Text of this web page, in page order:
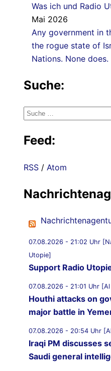
Was ich und Radio
Mai 2026
Any government in
the rogue state of
Nations. None does.
Suche:
Suche
Feed:
RSS / Atom
07.08.2026 - 21:02 Uhr
Utopie]
Support Radio
07.08.2026 - 21:01 Uhr [Al
Houthi attacks on
major battle in
07.08.2026 - 20:54 Uhr
Iraqi PM discusses
Saudi general